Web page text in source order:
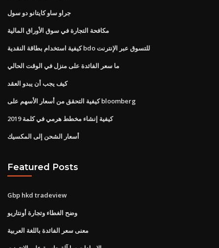
جراو ساو كايتانو دو سول
مكافحة التجارة في سوق الأوراق المالية
كيفية استخدام بطاقة النقدية bdo للتسوق عبر الإنترنت
ما سعر الفائدة على منزل في الوقت الحالي
كيف يجب أن يبدو العقد
كيفية التحقق من أسعار الأسهم على bloomberg
كيفية إنشاء مخطط هرمي في كلمة 2019
أسعار الشحن إلى المكسيك
Featured Posts
Gbp hkd tradeview
وضح الغطاء وتجارة أونتاريو
معنى سعر الفائدة باللغة العربية